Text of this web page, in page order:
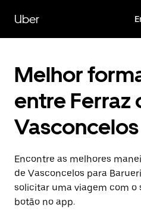
para
conteúdo
Uber
Melhor
entre Ferraz
Encontre as melhores
de Vasconcelos para
solicitar uma viagem com o
botão no app.